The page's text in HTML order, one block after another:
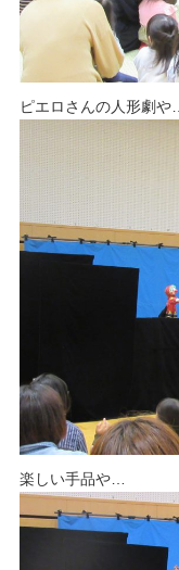
ピエロさんの人形劇や…
楽しい手品や…